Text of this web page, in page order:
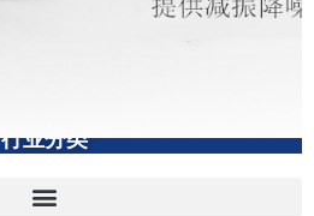
行业分类